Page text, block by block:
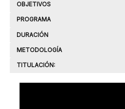
OBJETIVOS
PROGRAMA
DURACIÓN
METODOLOGÍA
TITULACIÓN: